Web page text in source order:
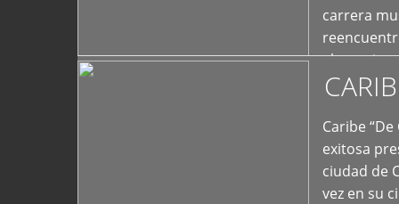
carrera
el exterior
Caribe
exitosa
ciudad de
vez en su